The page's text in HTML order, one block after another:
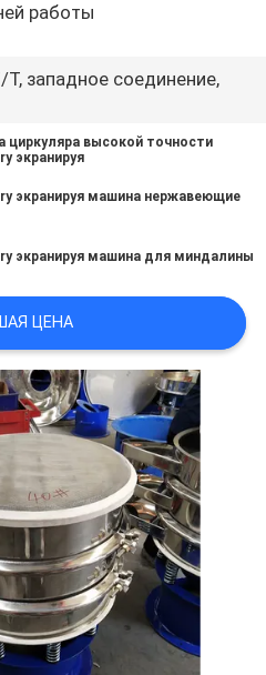
работы
T, западное соединение,
циркуляра высокой точности
экранируя
экранируя машина нержавеющие
экранируя машина для миндалины
ЦЕНА